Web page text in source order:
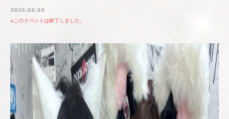
2026.06.06
このイベントは終了しました。